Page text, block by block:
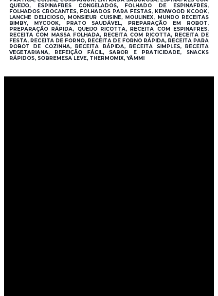
QUEIJO, ESPINAFRES CONGELADOS, FOLHADO DE ESPINAFRES,
FOLHADOS CROCANTES, FOLHADOS PARA FESTAS, KENWOOD KCOOK,
LANCHE DELICIOSO, MONSIEUR CUISINE, MOULINEX, MUNDO RECEITAS
BIMBY, MYCOOK, PRATO SAUDÁVEL, PREPARAÇÃO EM ROBOT,
PREPARAÇÃO RÁPIDA, QUEIJO RICOTTA, RECEITA COM ESPINAFRES,
RECEITA COM MASSA FOLHADA, RECEITA COM RICOTTA, RECEITA DE
FESTA, RECEITA DE FORNO, RECEITA DE FORNO RÁPIDA, RECEITA PARA
ROBOT DE COZINHA, RECEITA RÁPIDA, RECEITA SIMPLES, RECEITA
VEGETARIANA, REFEIÇÃO FÁCIL, SABOR E PRATICIDADE, SNACKS
RÁPIDOS, SOBREMESA LEVE, THERMOMIX, YÄMMI